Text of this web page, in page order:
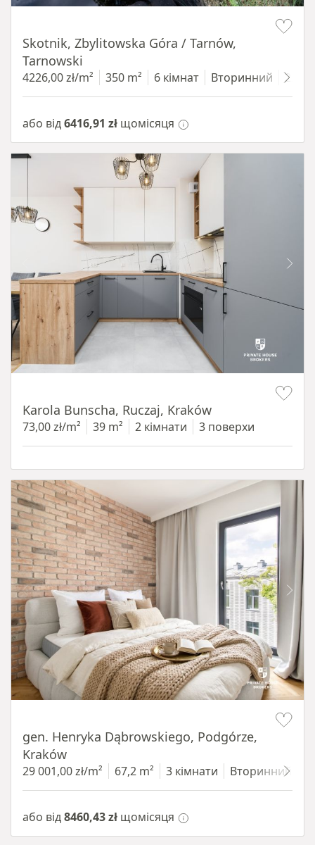
Skotnik, Zbylitowska Góra / Tarnów,
Tarnowski
4226,00 zł/m² 350 m² 6 кімнат Вторинний 2200
або від6416,91 zł щомісяця
Karola Bunscha, Ruczaj, Kraków
73,00 zł/m² 39 m² 2 кімнати 3 поверхи
gen. Henryka Dąbrowskiego, Podgórze,
Kraków
29 001,00 zł/m² 67,2 m² 3 кімнати Вторинний
або від8460,43 zł щомісяця